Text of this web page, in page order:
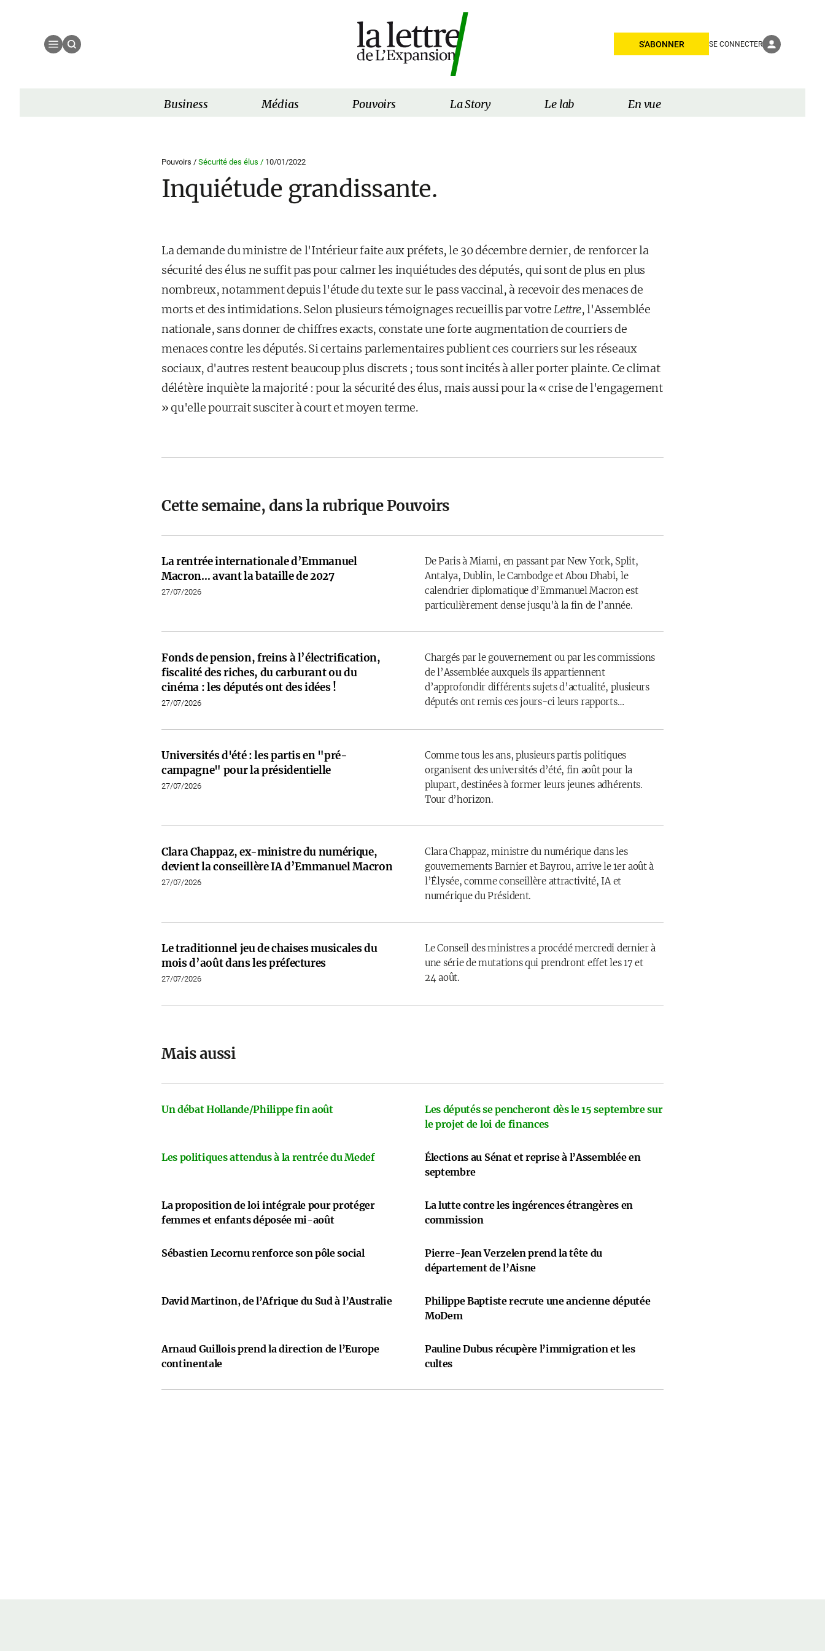
S'ABONNER SE CONNECTER
Business Médias Pouvoirs La Story Le lab En vue
Pouvoirs / Sécurité des élus / 10/01/2022
Inquiétude grandissante.
La demande du ministre de l'Intérieur faite aux préfets, le 30 décembre dernier, de renforcer la
sécurité des élus ne suffit pas pour calmer les inquiétudes des députés, qui sont de plus en plus
nombreux, notamment depuis l'étude du texte sur le pass vaccinal, à recevoir des menaces de
morts et des intimidations. Selon plusieurs témoignages recueillis par votreLettre, l'Assemblée
nationale, sans donner de chiffres exacts, constate une forte augmentation de courriers de
menaces contre les députés. Si certains parlementaires publient ces courriers sur les réseaux
sociaux, d'autres restent beaucoup plus discrets ; tous sont incités à aller porter plainte. Ce climat
délétère inquiète la majorité : pour la sécurité des élus, mais aussi pour la « crise de l'engagement
» qu'elle pourrait susciter à court et moyen terme.
Cette semaine, dans la rubrique Pouvoirs
La rentrée internationale d’Emmanuel
Macron… avant la bataille de 2027
27/07/2026
De Paris à Miami, en passant par New York, Split,
Antalya, Dublin, le Cambodge et Abou Dhabi, le
calendrier diplomatique d’Emmanuel Macron est
particulièrement dense jusqu’à la fin de l’année.
Fonds de pension, freins à l’électrification,
fiscalité des riches, du carburant ou du
cinéma : les députés ont des idées !
27/07/2026
Chargés par le gouvernement ou par les commissions
de l’Assemblée auxquels ils appartiennent
d’approfondir différents sujets d’actualité, plusieurs
députés ont remis ces jours-ci leurs rapports…
Universités d'été : les partis en "pré-
campagne" pour la présidentielle
27/07/2026
Comme tous les ans, plusieurs partis politiques
organisent des universités d’été, fin août pour la
plupart, destinées à former leurs jeunes adhérents.
Tour d’horizon.
Clara Chappaz, ex-ministre du numérique,
devient la conseillère IA d’Emmanuel Macron
27/07/2026
Clara Chappaz, ministre du numérique dans les
gouvernements Barnier et Bayrou, arrive le 1er août à
l’Élysée, comme conseillère attractivité, IA et
numérique du Président.
Le traditionnel jeu de chaises musicales du
mois d’août dans les préfectures
27/07/2026
Le Conseil des ministres a procédé mercredi dernier à
une série de mutations qui prendront effet les 17 et
24 août.
Mais aussi
Un débat Hollande/Philippe fin août
Les députés se pencheront dès le 15 septembre sur
le projet de loi de finances
Les politiques attendus à la rentrée du Medef
Élections au Sénat et reprise à l’Assemblée en
septembre
La proposition de loi intégrale pour protéger
femmes et enfants déposée mi-août
La lutte contre les ingérences étrangères en
commission
Sébastien Lecornu renforce son pôle social
Pierre-Jean Verzelen prend la tête du
département de l’Aisne
David Martinon, de l’Afrique du Sud à l’Australie
Philippe Baptiste recrute une ancienne députée
MoDem
Arnaud Guillois prend la direction de l’Europe
continentale
Pauline Dubus récupère l’immigration et les
cultes